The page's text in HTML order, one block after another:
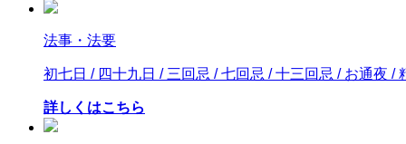
法事・法要
初七日 / 四十九日 / 三回忌 / 七回忌 / 十三回忌 / お通夜 /
詳しくはこちら